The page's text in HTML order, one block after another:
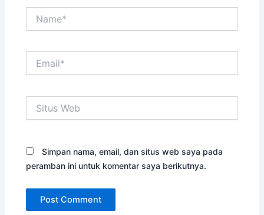
Web
Simpan nama, email, dan situs web saya pada
peramban ini untuk komentar saya berikutnya.